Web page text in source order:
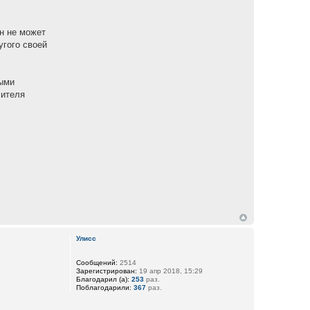
не может
своей
Улисс
Сообщений: 2514
Зарегистрирован: 19 апр 2018, 15:29
Благодарил (а): 253раз.
Поблагодарили: 367раз.